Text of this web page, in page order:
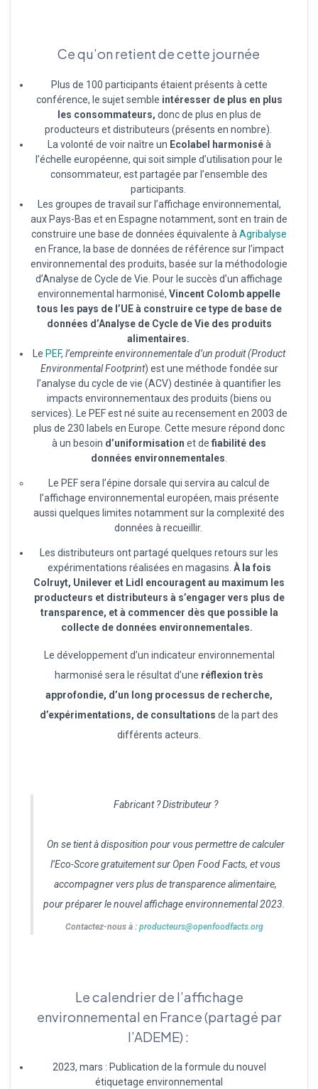
Ce qu’on retient de cette journée
Plus de 100 participants étaient présents à cette
conférence, le sujet semble intéresser de plus en plus
les consommateurs, donc de plus en plus de
producteurs et distributeurs (présents en nombre).
La volonté de voir naître un Ecolabel harmoniséà
l’échelle européenne, qui soit simple d’utilisation pour le
consommateur, est partagée par l’ensemble des
participants.
Les groupes de travail sur l’affichage environnemental,
aux Pays-Bas et en Espagne notamment, sont en train de
construire une base de données équivalente à Agribalyse
en France, la base de données de référence sur l’impact
environnemental des produits, basée sur la méthodologie
d’Analyse de Cycle de Vie. Pour le succès d’un affichage
environnemental harmonisé, Vincent Colomb appelle
tous les pays de l’UE à construire ce type de base de
données d’Analyse de Cycle de Vie des produits
alimentaires.
Le PEF, l’empreinte environnementale d’un produit (Product
Environmental Footprint) est une méthode fondée sur
l’analyse du cycle de vie (ACV) destinée à quantifier les
impacts environnementaux des produits (biens ou
services). Le PEF est né suite au recensement en 2003 de
plus de 230 labels en Europe. Cette mesure répond donc
à un besoin d’uniformisation et de fiabilité des
données environnementales
Le PEF sera l’épine dorsale qui servira au calcul de
l’affichage environnemental européen, mais présente
aussi quelques limites notamment sur la complexité des
données à recueillir.
Les distributeurs ont partagé quelques retours sur les
expérimentations réalisées en magasins. À la fois
Colruyt, Unilever et Lidl encouragent au maximum les
producteurs et distributeurs à s’engager vers plus de
transparence, et à commencer dès que possible la
collecte de données environnementales.
Le développement d’un indicateur environnemental
harmonisé sera le résultat d’une réflexion très
approfondie, d’un long processus de recherche,
d’expérimentations, de consultations de la part des
différents acteurs.
Fabricant ? Distributeur ?
On se tient à disposition pour vous permettre de calculer
l’Eco-Score gratuitement sur Open Food Facts, et vous
accompagner vers plus de transparence alimentaire,
pour préparer le nouvel affichage environnemental 2023.
Contactez-nous à : producteurs@openfoodfacts.org
Le calendrier de l’affichage
environnemental en France (partagé par
l’ADEME) :
2023, mars : Publication de la formule du nouvel
étiquetage environnemental